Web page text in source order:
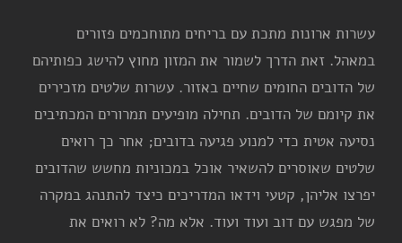
עשרות ארונות מתכת עם בריחים מתוחכמים פזורים
במאהל. זאת הדרך לשמור את המזון מחוץ להישג כפותיהם
של הדובים החומים שחיים באזור. עשרות שלטים מזכירים
את קיומם של הדובים. תחילה מופיעים תמרורים המכתיבים
נסיעה אטית כדי למנוע פגיעה בדובים; אחר כך רואים
שלטים שאוסרים להשאיר אוכל במכוניות מחשש שהדובים
יפרצו אליהן, קטעי וידאו המדריכים כיצד להתנהג במקרה
של מפגש עם דוב ועוד ועוד. אלא מה? לא רואים את